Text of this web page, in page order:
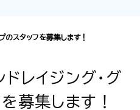
のスタッフを募集します！
ドレイジング・グ
募集します！